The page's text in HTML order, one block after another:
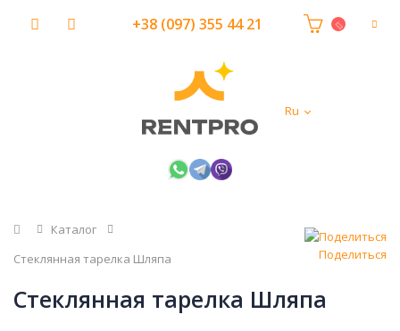
Ru
+38 (097) 355 44 21
Главная
Каталог
Стеклянная тарелка Шляпа
Поделиться
Стеклянная тарелка Шляпа